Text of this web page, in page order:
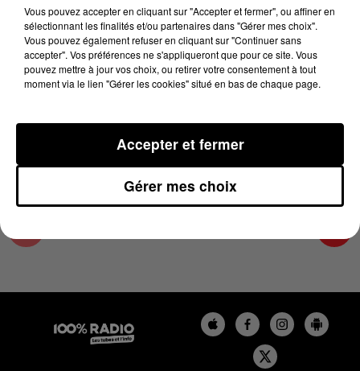
30 août 2024 - 2 min 23 sec
LES INFOS DE L'HÉRAULT DU 30/08/2024 À
15H00
Podcasts infos de l'Hérault
Vous pouvez accepter en cliquant sur "Accepter et fermer", ou affiner en
sélectionnant les finalités et/ou partenaires dans "Gérer mes choix".
Vous pouvez également refuser en cliquant sur "Continuer sans
accepter". Vos préférences ne s'appliqueront que pour ce site. Vous
pouvez mettre à jour vos choix, ou retirer votre consentement à tout
moment via le lien "Gérer les cookies" situé en bas de chaque page.
Gérer mes choix
Accepter et fermer